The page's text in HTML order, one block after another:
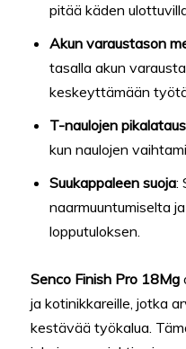
pitää käden
Akun varaustason
tasalla akun
keskeyttämään
T-naulojen pikalataus
kun naulojen
Suukappaleen suoja:
naarmuuntumiselta
lopputuloksen.
Senco Finish Pro 18Mg
ja kotinikkareille, jotka
kestävää työkalua.